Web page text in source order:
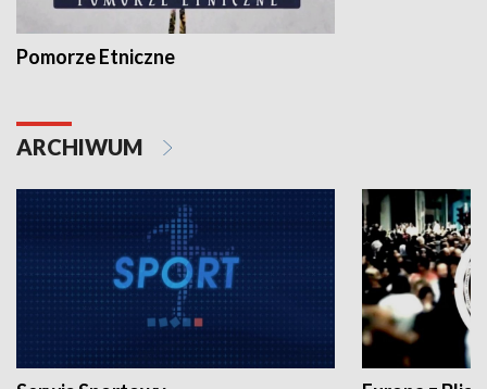
Pomorze Etniczne
ARCHIWUM